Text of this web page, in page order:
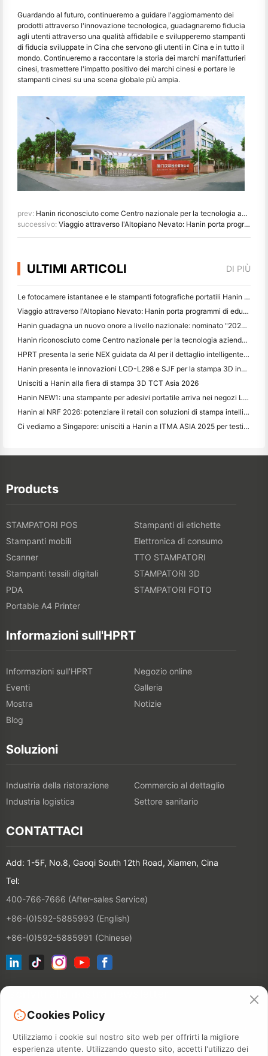
Guardando al futuro, continueremo a guidare l'aggiornamento dei
prodotti attraverso l'innovazione tecnologica, guadagnaremo fiducia
agli utenti attraverso una qualità affidabile e svilupperemo stampanti
di fiducia sviluppate in Cina che servono gli utenti in Cina e in tutto il
mondo. Continueremo a raccontare la storia dei marchi manifatturieri
cinesi, trasmettere l'impatto positivo dei marchi cinesi e portare le
stampanti cinesi su una scena globale più ampia.
prev: Hanin riconosciuto come Centro nazionale per la tecnologia aziendale per la leadership nell'innovazione
successivo: Viaggio attraverso l'Altopiano Nevato: Hanin porta programmi di educazione fotografica ai bambini di Qamdo
ULTIMI ARTICOLI DI PIÙ
Le fotocamere istantanee e le stampanti fotografiche portatili Hanin attirano forte interesse all'IEAE Shenzhen 2026
Viaggio attraverso l'Altopiano Nevato: Hanin porta programmi di educazione fotografica ai bambini di Qamdo
Hanin guadagna un nuovo onore a livello nazionale: nominato "2026 Made in China · Trusted Brand by Consumers"
Hanin riconosciuto come Centro nazionale per la tecnologia aziendale per la leadership nell'innovazione
HPRT presenta la serie NEX guidata da AI per il dettaglio intelligente a CHINASHOP 2026
Hanin presenta le innovazioni LCD-L298 e SJF per la stampa 3D industriale a TCT Asia 2026
Unisciti a Hanin alla fiera di stampa 3D TCT Asia 2026
Hanin NEW1: una stampante per adesivi portatile arriva nei negozi LOFT del Giappone
Hanin al NRF 2026: potenziare il retail con soluzioni di stampa intelligenti per scenari completi
Ci vediamo a Singapore: unisciti a Hanin a ITMA ASIA 2025 per testimoniare le ultime tecnologie di stampa digitale
Products
STAMPATORI POS
Stampanti di etichette
Stampanti mobili
Elettronica di consumo
Scanner
TTO STAMPATORI
Stampanti tessili digitali
STAMPATORI 3D
PDA
STAMPATORI FOTO
Portable A4 Printer
Informazioni sull'HPRT
Informazioni sull'HPRT
Negozio online
Eventi
Galleria
Mostra
Notizie
Blog
Soluzioni
Industria della ristorazione
Commercio al dettaglio
Industria logistica
Settore sanitario
CONTATTACI
Add: 1-5F, No.8, Gaoqi South 12th Road, Xiamen, Cina
Tel:
400-766-7666 (After-sales Service)
+86-(0)592-5885993 (English)
+86-(0)592-5885991 (Chinese)
Cookies Policy
Utilizziamo i cookie sul nostro sito web per offrirti la migliore
esperienza utente. Utilizzando questo sito, accetti l'utilizzo dei